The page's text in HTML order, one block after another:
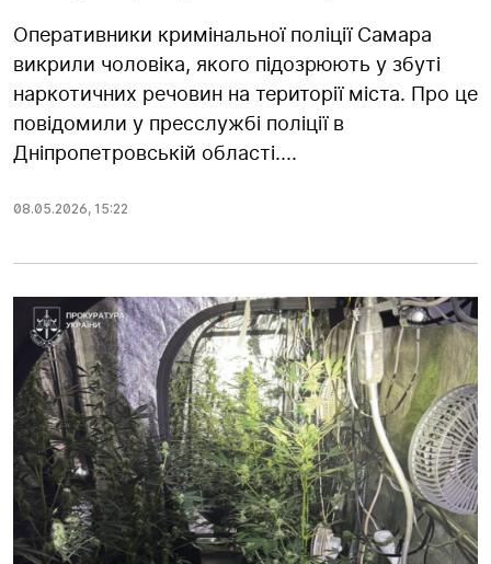
Оперативники кримінальної поліції Самара
викрили чоловіка, якого підозрюють у збуті
наркотичних речовин на території міста. Про це
повідомили у пресслужбі поліції в
Дніпропетровській області....
08.05.2026, 15:22